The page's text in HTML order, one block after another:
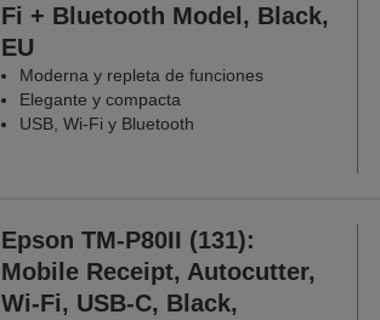
Fi + Bluetooth Model, Black,
EU
Moderna y repleta de funciones
Elegante y compacta
USB, Wi-Fi y Bluetooth
Epson TM-P80II (131):
Mobile Receipt, Autocutter,
Wi-Fi, USB-C, Black,